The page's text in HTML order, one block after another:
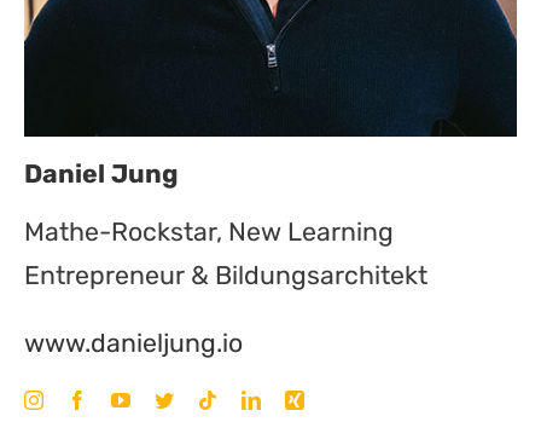
Daniel Jung
Mathe-Rockstar, New Learning
Entrepreneur & Bildungsarchitekt
www.danieljung.io